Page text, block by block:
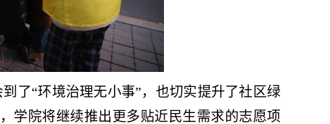
了“环境治理无小事”，也切实提升了社区绿
学院将继续推出更多贴近民生需求的志愿项